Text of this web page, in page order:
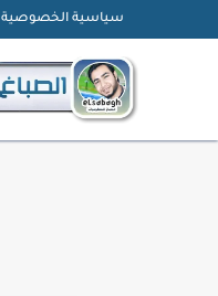
سياسية الخصوصية